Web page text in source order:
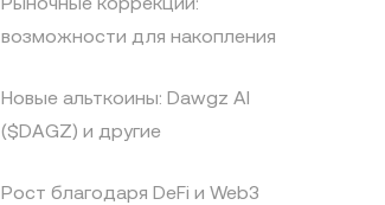
возможности для накопления
Новые альткоины: Dawgz AI
($DAGZ) и другие
Рост благодаря DeFi и Web3